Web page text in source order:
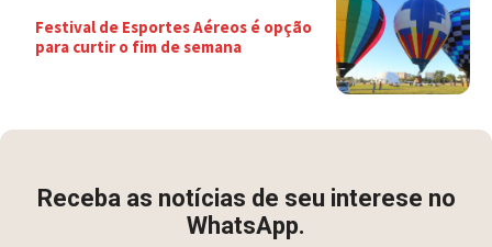
Festival de Esportes Aéreos é opção
para curtir o fim de semana
Receba as notícias de seu interese no
WhatsApp.